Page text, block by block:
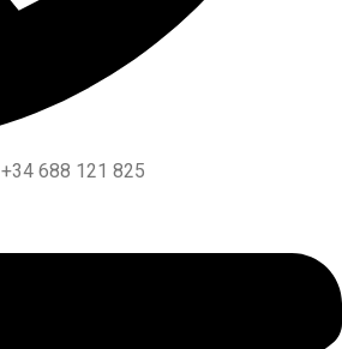
+34 688 121 825